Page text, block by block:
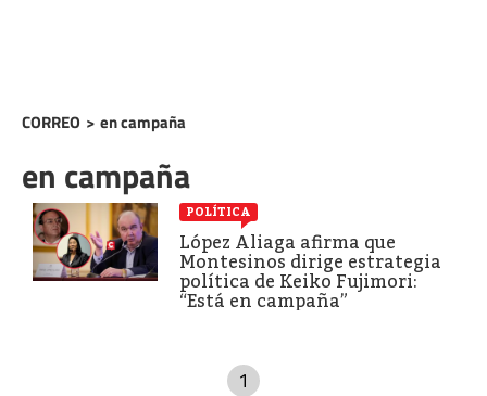
CORREO > en campaña
en campaña
POLÍTICA
López Aliaga afirma que
Montesinos dirige estrategia
política de Keiko Fujimori:
“Está en campaña”
1